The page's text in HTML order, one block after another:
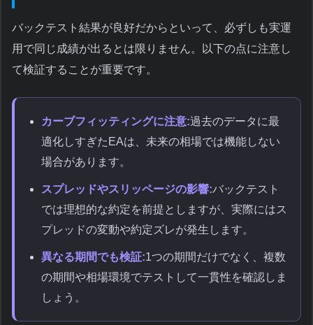
バックテスト結果が良好だからといって、必ずしも実運
用で同じ成績が出るとは限りません。以下の点に注意し
て検証することが重要です。
カーブフィッティングに注意:過去のデータに最
適化しすぎたEAは、未来の相場では機能しない
場合があります。
スプレッドやスリッページの影響:バックテスト
では理想的な約定を前提としますが、実際にはス
プレッドの変動や約定ズレが発生します。
異なる期間でも検証:1つの期間だけでなく、複数
の期間や相場環境でテストして一貫性を確認しま
しょう。